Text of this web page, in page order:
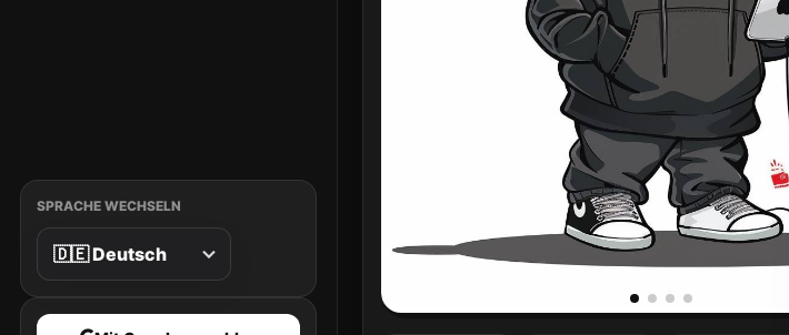
SPRACHE WECHSELN